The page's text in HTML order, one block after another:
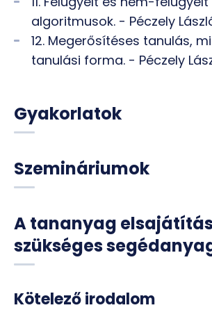
algoritmusok. - Péczely
12. Megerősítéses tanulás,
tanulási forma. - Péczely
Gyakorlatok
Szemináriumok
A tananyag
szükséges
Kötelező irodalom